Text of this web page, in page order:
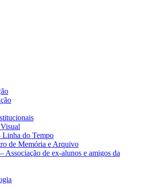
do Tempo
de Memória e Arquivo
de ex-alunos e amigos da